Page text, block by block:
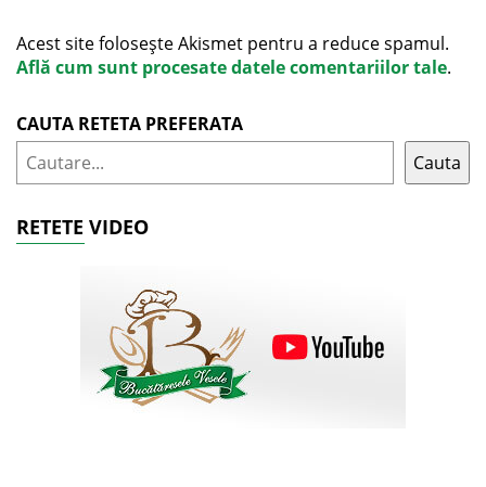
Acest site folosește Akismet pentru a reduce spamul.
Află cum sunt procesate datele comentariilor tale.
CAUTA RETETA PREFERATA
Cauta
RETETE VIDEO